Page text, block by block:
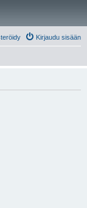
Kirjaudu sisään